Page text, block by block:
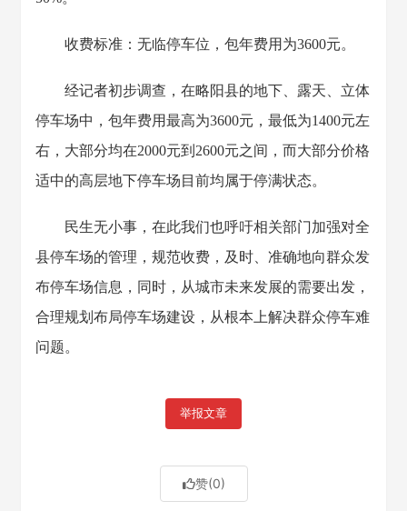
收费标准：无临停车位，包年费用为3600元。
经记者初步调查，在略阳县的地下、露天、立体
停车场中，包年费用最高为3600元，最低为1400元左
右，大部分均在2000元到2600元之间，而大部分价格
适中的高层地下停车场目前均属于停满状态。
民生无小事，在此我们也呼吁相关部门加强对全
县停车场的管理，规范收费，及时、准确地向群众发
布停车场信息，同时，从城市未来发展的需要出发，
合理规划布局停车场建设，从根本上解决群众停车难
问题。
举报文章
赞(0)